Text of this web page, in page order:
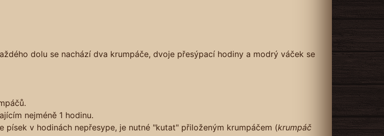
dolu se nachází dva krumpáče, dvoje přesýpací hodiny a modrý váček se
nejméně 1 hodinu.
v hodinách nepřesype, je nutné "kutat" přiloženým krumpáčem (krumpáč